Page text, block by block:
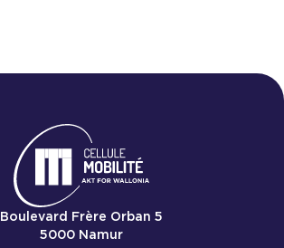
Boulevard Frère Orban 5
5000 Namur